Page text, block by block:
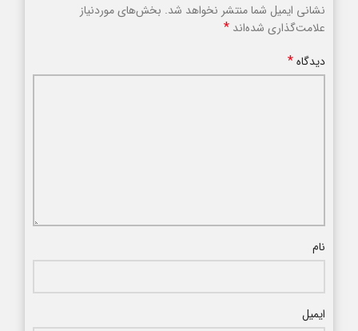
نشانی ایمیل شما منتشر نخواهد شد. بخش‌های موردنیاز
علامت‌گذاری شده‌اند *
دیدگاه*
نام
ایمیل